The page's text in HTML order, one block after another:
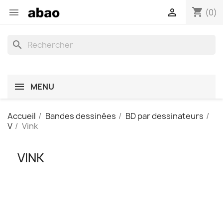
 shopping_cart (0)

search
MENU
Accueil Bandes dessinées
BD par dessinateurs
V
Vink
VINK